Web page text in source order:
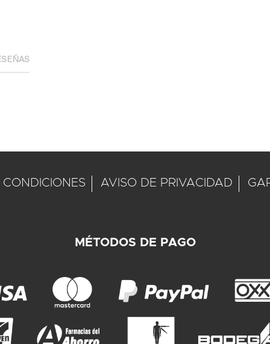
CONDICIONES AVISO DE PRIVACIDAD
MÉTODOS DE PAGO